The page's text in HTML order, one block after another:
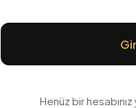
Henüz bir